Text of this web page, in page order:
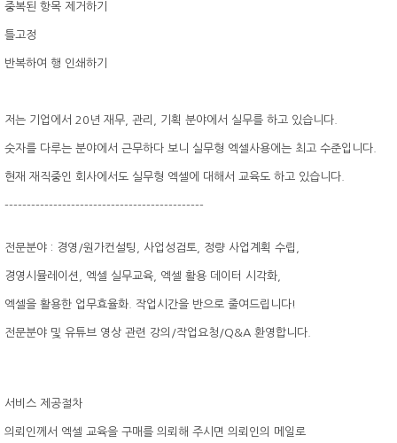
중복된 항목 제거하기
틀고정
반복하여 행 인쇄하기
저는 기업에서 20년 재무, 관리, 기획 분야에서 실무를 하고 있습니다.
숫자를 다루는 분야에서 근무하다 보니 실무형 엑셀사용에는 최고 수준입니다.
현재 재직중인 회사에서도 실무형 엑셀에 대해서 교육도 하고 있습니다.
---------------------------------------------
전문분야 : 경영/원가컨설팅, 사업성검토, 정량 사업계획 수립,
경영시뮬레이션, 엑셀 실무교육, 엑셀 활용 데이터 시각화,
엑셀을 활용한 업무효율화. 작업시간을 반으로 줄여드립니다!
전문분야 및 유튜브 영상 관련 강의/작업요청/Q&A 환영합니다.
서비스 제공절차
의뢰인께서 엑셀 교육을 구매를 의뢰해 주시면 의뢰인의 메일로